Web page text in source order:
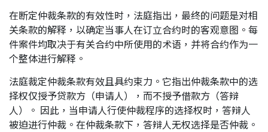
在断定仲裁条款的有效性时，法庭指出，最终的问题是对相
关条款的解释，以确定当事人在订立合约时的客观意图。每
件案件均取决于有关合约中所使用的术语，并将合约作为一
个整体进行解释。
法庭裁定仲裁条款有效且具约束力。它指出仲裁条款中的选
择权仅授予贷款方（申请人），而不授予借款方（答辩
人）。 因此，当申请人行使仲裁程序的选择权时，答辩人
被迫进行仲裁。在仲裁条款下，答辩人无权选择是否仲裁。